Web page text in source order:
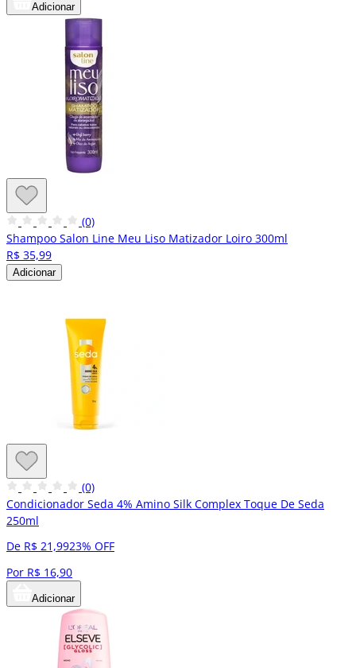
Adicionar
(0)
Shampoo Salon Line Meu Liso Matizador Loiro 300ml
R$ 35,99
Adicionar
(0)
Condicionador Seda 4% Amino Silk Complex Toque De Seda
250ml
De R$ 21,9923% OFF
Por R$ 16,90
Adicionar